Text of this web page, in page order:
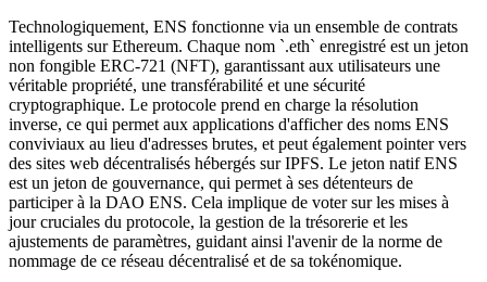
Technologiquement, ENS fonctionne via un ensemble de contrats
intelligents sur Ethereum. Chaque nom `.eth` enregistré est un jeton
non fongible ERC-721 (NFT), garantissant aux utilisateurs une
véritable propriété, une transférabilité et une sécurité
cryptographique. Le protocole prend en charge la résolution
inverse, ce qui permet aux applications d'afficher des noms ENS
conviviaux au lieu d'adresses brutes, et peut également pointer vers
des sites web décentralisés hébergés sur IPFS. Le jeton natif ENS
est un jeton de gouvernance, qui permet à ses détenteurs de
participer à la DAO ENS. Cela implique de voter sur les mises à
jour cruciales du protocole, la gestion de la trésorerie et les
ajustements de paramètres, guidant ainsi l'avenir de la norme de
nommage de ce réseau décentralisé et de sa tokénomique.